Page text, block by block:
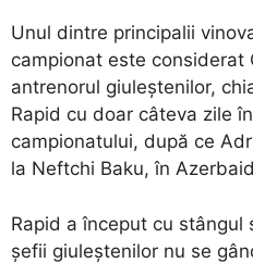
Unul dintre principalii
campionat este considerat
antrenorul giuleștenilor,
Rapid cu doar câteva zile
campionatului, după ce
la Neftchi Baku, în
Rapid a început cu
șefii giuleștenilor nu se